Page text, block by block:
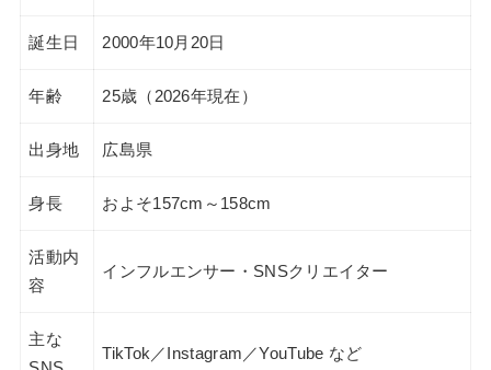
誕生日 2000年10月20日
年齢 25歳（2026年現在）
出身地 広島県
身長 およそ157cm～158cm
活動内
容
インフルエンサー・SNSクリエイター
主な
TikTok／Instagram／YouTube など